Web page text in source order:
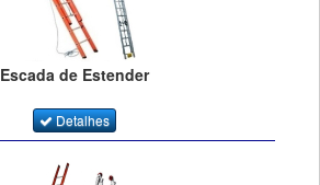
Escada de Estender
Detalhes